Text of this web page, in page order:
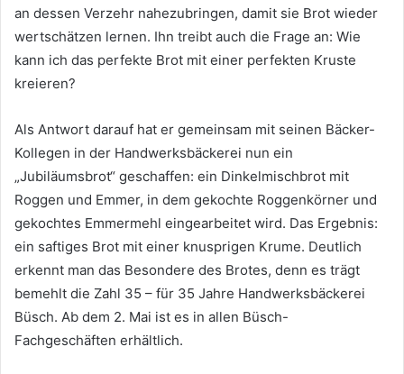
an dessen Verzehr nahezubringen, damit sie Brot wieder
wertschätzen lernen. Ihn treibt auch die Frage an: Wie
kann ich das perfekte Brot mit einer perfekten Kruste
kreieren?
Als Antwort darauf hat er gemeinsam mit seinen Bäcker-
Kollegen in der Handwerksbäckerei nun ein
„Jubiläumsbrot“ geschaffen: ein Dinkelmischbrot mit
Roggen und Emmer, in dem gekochte Roggenkörner und
gekochtes Emmermehl eingearbeitet wird. Das Ergebnis:
ein saftiges Brot mit einer knusprigen Krume. Deutlich
erkennt man das Besondere des Brotes, denn es trägt
bemehlt die Zahl 35 – für 35 Jahre Handwerksbäckerei
Büsch. Ab dem 2. Mai ist es in allen Büsch-
Fachgeschäften erhältlich.